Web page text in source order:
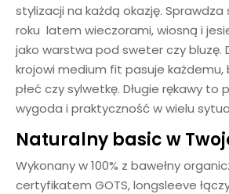
stylizacji na każdą okazję. Sprawdza
roku latem wieczorami, wiosną i
jako warstwa pod sweter czy bluzę.
krojowi medium fit pasuje każdemu,
płeć czy sylwetkę. Długie rękawy to
wygoda i praktyczność w wielu
Naturalny basic w
Wykonany w 100% z bawełny
certyfikatem GOTS, longsleeve